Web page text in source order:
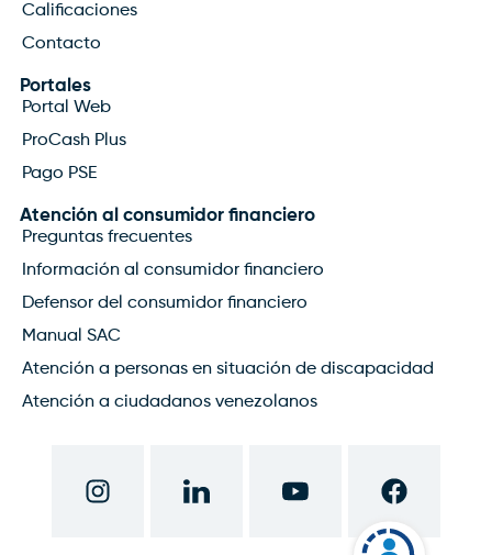
Calificaciones
Contacto
Portales
Portal Web
ProCash Plus
Pago PSE
Atención al consumidor financiero
Preguntas frecuentes
Información al consumidor financiero
Defensor del consumidor financiero
Manual SAC
Atención a personas en situación de discapacidad
Atención a ciudadanos venezolanos